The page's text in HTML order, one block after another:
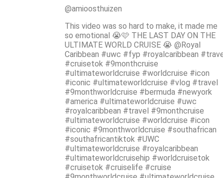
@amioosthuizen
This video was so hard to make, it made me
so emotional 😭🩷 THE LAST DAY ON THE
ULTIMATE WORLD CRUISE 😭 @Royal
Caribbean #uwc #fyp #royalcaribbean
#cruisetok #9monthcruise
#ultimateworldcruise #worldcruise #icon
#iconic #ultimateworldcruise #vlog #travel
#9monthworldcruise #bermuda #newyork
#america #ultimateworldcruise #uwc
#royalcaribbean #travel #9monthcruise
#ultimateworldcruise #worldcruise #icon
#iconic #9monthworldcruise #southafrican
#southafricantiktok #UWC
#ultimateworldcruise #royalcaribbean
#ultimateworldcruisehip #worldcruisetok
#cruisetok #cruiselife #cruise